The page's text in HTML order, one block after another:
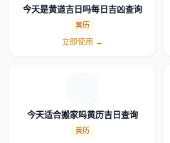
今天是黄道吉日吗每日吉凶查询
黄历
立即使用 →
今天适合搬家吗黄历吉日查询
黄历